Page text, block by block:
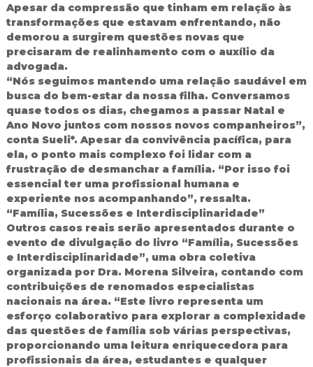
Apesar da compressão que tinham em relação às
transformações que estavam enfrentando, não
demorou a surgirem questões novas que
precisaram de realinhamento com o auxílio da
advogada.
“Nós seguimos mantendo uma relação saudável em
busca do bem-estar da nossa filha. Conversamos
quase todos os dias, chegamos a passar Natal e
Ano Novo juntos com nossos novos companheiros”,
conta Sueli*. Apesar da convivência pacífica, para
ela, o ponto mais complexo foi lidar com a
frustração de desmanchar a família. “Por isso foi
essencial ter uma profissional humana e
experiente nos acompanhando”, ressalta.
“Família, Sucessões e Interdisciplinaridade”
Outros casos reais serão apresentados durante o
evento de divulgação do livro “Família, Sucessões
e Interdisciplinaridade”, uma obra coletiva
organizada por Dra. Morena Silveira, contando com
contribuições de renomados especialistas
nacionais na área. “Este livro representa um
esforço colaborativo para explorar a complexidade
das questões de família sob várias perspectivas,
proporcionando uma leitura enriquecedora para
profissionais da área, estudantes e qualquer